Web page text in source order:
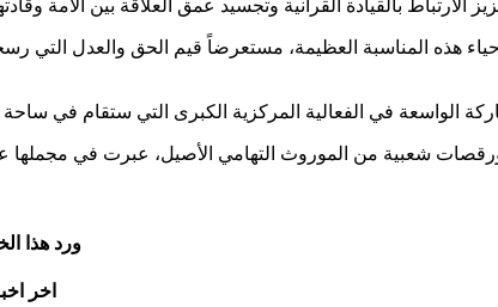
إحياء هذه المناسبة العظيمة، مستعرضاً قيم الحق والعدل
ورد هذا
اخر